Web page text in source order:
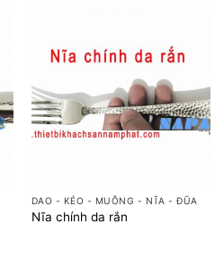
DAO - KÉO - MUỖNG - NĨA - ĐŨA
Nĩa chính da rắn